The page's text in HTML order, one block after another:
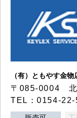
（有）ともやす金物
〒085-0004 北
TEL：0154-22-